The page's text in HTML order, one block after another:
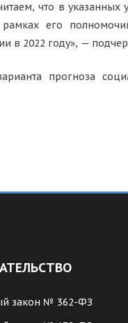
что в указанных
его
в 2022 году», —
прогноза
закон № 362-ФЗ